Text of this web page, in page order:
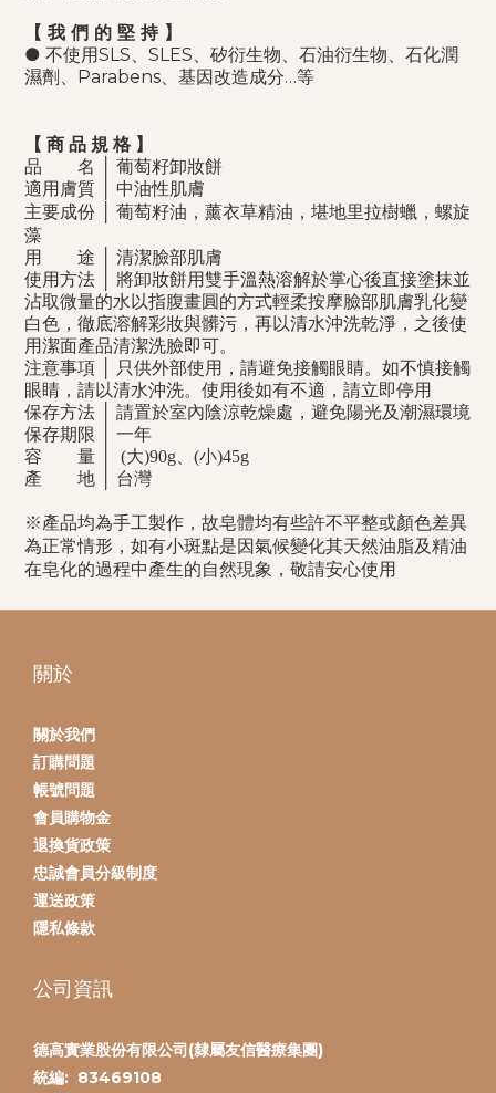
【 我 們 的 堅 持 】
● 不使用SLS、SLES、矽衍生物、石油衍生物、石化潤
濕劑、Parabens、基因改造成分…等
【 商 品 規 格 】
品 名 │ 葡萄籽卸妝餅
適用膚質 │ 中油性肌膚
主要成份 │ 葡萄籽油，薰衣草精油， 堪地里拉樹蠟 ，螺旋
藻
用 途 │ 清潔臉部肌膚
使用方法 │ 將卸妝餅用雙手溫熱溶解於掌心後直接塗抹並
沾取微量的水以指腹畫圓的方式輕柔按摩臉部肌膚乳化變
白色，徹底溶解彩妝與髒污，再以清水沖洗乾淨，之後使
用潔面產品清潔洗臉即可。
注意事項 │ 只供外部使用，請避免接觸眼睛。如不慎接觸
眼睛，請以清水沖洗。使用後如有不適，請立即停用
保存方法 │ 請置於室內陰涼乾燥處，避免陽光及潮濕環境
保存期限 │ 一年
容 量 │ (大)90g、(小)45g
產 地 │ 台灣
※產品均為手工製作，故皂體均有些許不平整或顏色差異
為正常情形，如有小斑點是因氣候變化其天然油脂及精油
在皂化的過程中產生的自然現象，敬請安心使用
關於
關於我們
訂購問題
帳號問題
會員購物金
退換貨政策
忠誠會員分級制度
運送政策
隱私條款
公司資訊
德高實業股份有限公司(隸屬友信醫療集團)
統編: 83469108